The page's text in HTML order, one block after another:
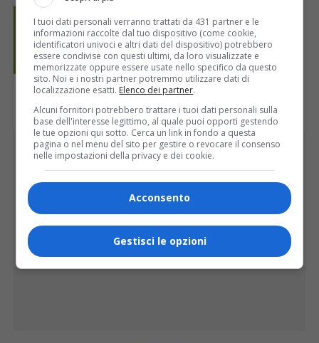
PUBBLICITÀ
I tuoi dati personali verranno trattati da 431 partner e le
informazioni raccolte dal tuo dispositivo (come cookie,
identificatori univoci e altri dati del dispositivo) potrebbero
essere condivise con questi ultimi, da loro visualizzate e
memorizzate oppure essere usate nello specifico da questo
sito. Noi e i nostri partner potremmo utilizzare dati di
localizzazione esatti. Elenco dei partner.
Alcuni fornitori potrebbero trattare i tuoi dati personali sulla
base dell'interesse legittimo, al quale puoi opporti gestendo
le tue opzioni qui sotto. Cerca un link in fondo a questa
pagina o nel menu del sito per gestire o revocare il consenso
nelle impostazioni della privacy e dei cookie.
Acconsento
Gestisci le opzioni